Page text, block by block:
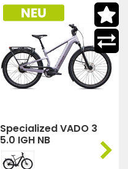
Specialized AETHOS
EXPERT DI2
(DLMMET/SHDWSIL/